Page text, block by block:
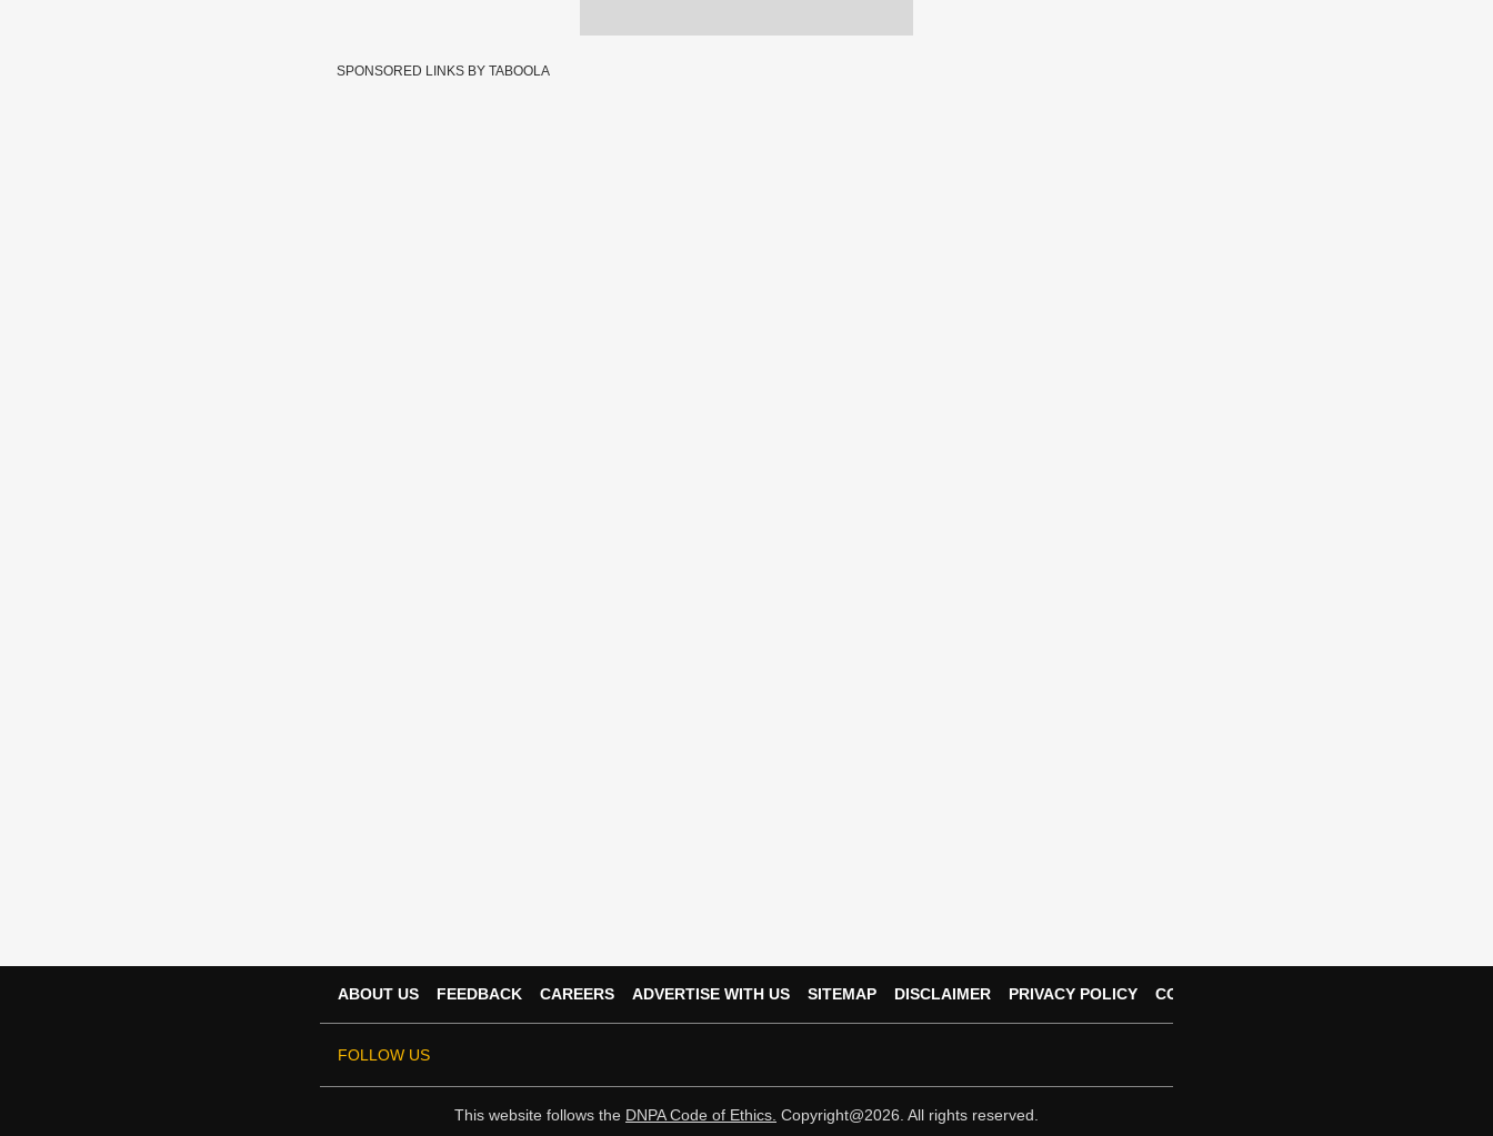
SPONSORED LINKS BY TABOOLA
ABOUT US FEEDBACK CAREERS ADVERTISE WITH US SITEMAP DISCLAIMER PRIVACY POLICY CONTACT US
FOLLOW US
This website follows the DNPA Code of Ethics. Copyright@2026. All rights reserved.